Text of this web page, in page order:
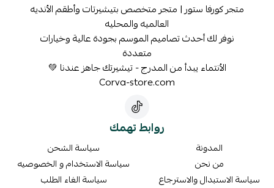
متجر كورفا ستور | متجر متخصص بتيشيرتات وأطقم الأنديه
العالميه والمحليه
نوفر لك أحدث تصاميم الموسم بجودة عالية وخيارات
متعددة
الأنتماء يبدأ من المدرج - تيشيرتك جاهز عندنا 💚
Corva-store.com
روابط تهمك
المدونة
من نحن
سياسة الاستبدال والاسترجاع
سياسة الشحن
سياسة الاستخدام و الخصوصيه
سياسة الغاء الطلب